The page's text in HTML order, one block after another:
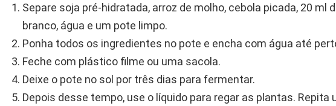
Separe soja pré-hidratada, arroz de molho, cebola picada, 20 ml
branco, água e um pote limpo.
Ponha todos os ingredientes no pote e encha com água até
Feche com plástico filme ou uma sacola.
Deixe o pote no sol por três dias para fermentar.
Depois desse tempo, use o líquido para regar as plantas. Repita